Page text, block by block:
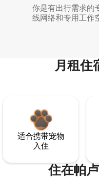
你是有出行需求的
线网络和专用工作
月租住
适合携带宠物
入住
住在帕